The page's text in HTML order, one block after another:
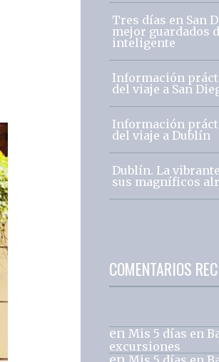
Tres días en San
mejor guardados
inteligente
Información
del viaje a San
Información
del viaje a Dublín
Dublín. La
sus magníficos
COMENTARIOS
en Mis 5 días en
excursiones